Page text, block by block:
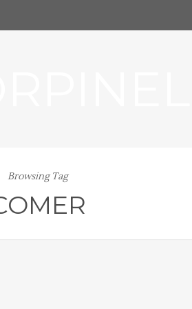
Browsing Tag